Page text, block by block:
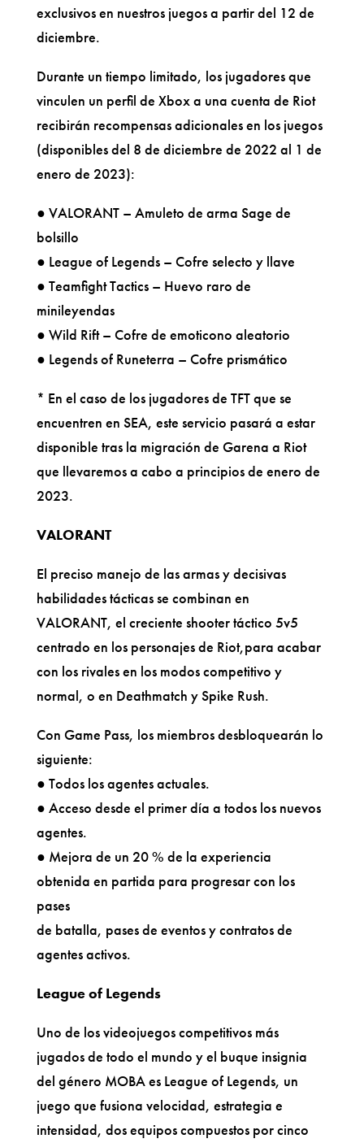
exclusivos en nuestros juegos a partir del 12 de
diciembre.
Durante un tiempo limitado, los jugadores que
vinculen un perfil de Xbox a una cuenta de Riot
recibirán recompensas adicionales en los juegos
(disponibles del 8 de diciembre de 2022 al 1 de
enero de 2023):
● VALORANT – Amuleto de arma Sage de
bolsillo
● League of Legends – Cofre selecto y llave
● Teamfight Tactics – Huevo raro de
minileyendas
● Wild Rift – Cofre de emoticono aleatorio
● Legends of Runeterra – Cofre prismático
* En el caso de los jugadores de TFT que se
encuentren en SEA, este servicio pasará a estar
disponible tras la migración de Garena a Riot
que llevaremos a cabo a principios de enero de
2023.
VALORANT
El preciso manejo de las armas y decisivas
habilidades tácticas se combinan en
VALORANT, el creciente shooter táctico 5v5
centrado en los personajes de Riot,para acabar
con los rivales en los modos competitivo y
normal, o en Deathmatch y Spike Rush.
Con Game Pass, los miembros desbloquearán lo
siguiente:
● Todos los agentes actuales.
● Acceso desde el primer día a todos los nuevos
agentes.
● Mejora de un 20 % de la experiencia
obtenida en partida para progresar con los
pases
de batalla, pases de eventos y contratos de
agentes activos.
League of Legends
Uno de los videojuegos competitivos más
jugados de todo el mundo y el buque insignia
del género MOBA es League of Legends, un
juego que fusiona velocidad, estrategia e
intensidad, dos equipos compuestos por cinco